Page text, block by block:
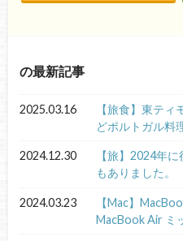
の最新記事
2025.03.16
【旅食】東テ
どポルトガル料
2024.12.30
【旅】2024年
もありました。
2024.03.23
【Mac】
MacBook Air ミ